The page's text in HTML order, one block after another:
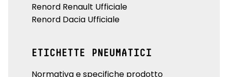
Renord Renault Ufficiale
Renord Dacia Ufficiale
ETICHETTE PNEUMATICI
Normativa e specifiche prodotto